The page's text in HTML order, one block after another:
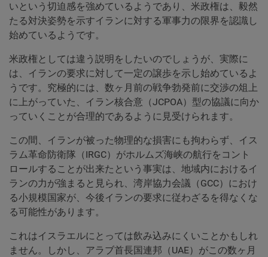
いという切迫感を強めているようであり、米政権は、毅然
たる対決姿勢を示すイランに対する軍事力の限界を認識し
始めているようです。
米政権としては違う説明をしたいのでしょうが、実際に
は、イランの要求に対して一定の譲歩を示し始めているよ
うです。究極的には、数ヶ月前の戦争勃発前に交渉の俎上
に上がっていた、イラン核合意（JCPOA）型の協議に向か
っていくことが合理的であるように見受けられます。
この間、イランが被った物理的な損害にも拘わらず、イス
ラム革命防衛隊（IRGC）がホルムズ海峡の航行をコント
ロールすることが出来たという事実は、地域内におけるイ
ランの力が強まると見られ、湾岸協力会議（GCC）におけ
る小規模国家が、今後イランの要求に従わざるを得なくな
る可能性があります。
これはイスラエルにとっては飲み込みにくいことかもしれ
ません。しかし、アラブ首長国連邦（UAE）がこの数ヶ月